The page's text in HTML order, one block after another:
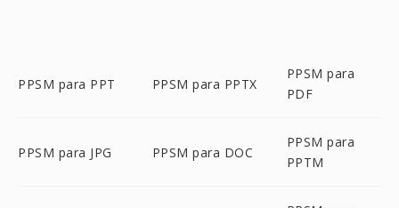
PPSM para PPT PPSM para PPTX
PPSM para
PDF
PPSM para JPG PPSM para DOC
PPSM para
PPTM